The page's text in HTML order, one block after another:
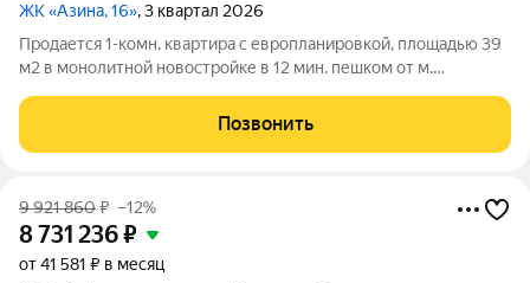
ЖК «Азина, 16», 3 квартал 2026
Продается 1-комн. квартира с европланировкой, площадью 39
м2 в монолитной новостройке в 12 мин. пешком от м.
ипотечных средств, есть военная ипотека. Жилая площадь 13
м2, кухня 16.1 м2, отделка под
Позвонить
9 921 860₽ –12%
8 731 236₽
от 41 581 ₽ в месяц